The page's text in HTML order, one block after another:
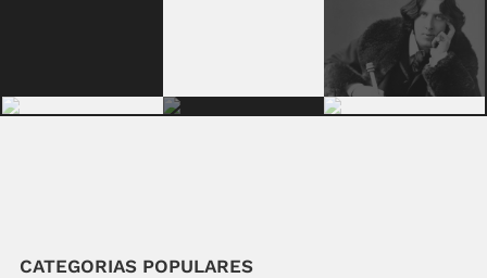
CATEGORIAS POPULARES